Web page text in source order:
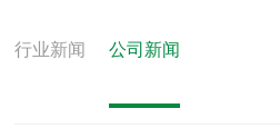
行业新闻 公司新闻